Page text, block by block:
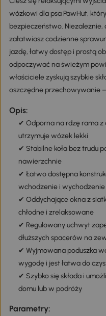
wózkowi dla psa PawHut,
bezpieczeństwo. Niezależnie,
załatwiasz codzienne
jazdę, łatwy dostęp i prostą
odpoczywać na świeżym
właściciele zyskują szybkie
oszczędne przechowywanie
Opis:
✔ Odporna na rdzę rama z
utrzymuje wózek lekki
✔ Stabilne koła bez trudu
nawierzchnie
✔ Łatwo dostępna
wchodzenie i wychodzenie
✔ Oddychające okna z
chłodne i zrelaksowane
✔ Regulowany uchwyt
dłuższych spacerów na
✔ Wyjmowana poduszka
wygodę i jest łatwa do
✔ Szybko się składa i
domu lub w podróży
Parametry: